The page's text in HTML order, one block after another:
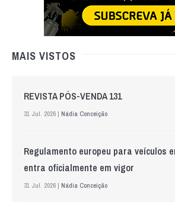
MAIS VISTOS
REVISTA PÓS-VENDA 131
31 Jul. 2026 | Nádia Conceição
Regulamento europeu para veículos
entra oficialmente em vigor
31 Jul. 2026 | Nádia Conceição